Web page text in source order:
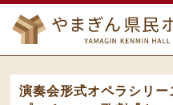
演奏会形式オペラシリー